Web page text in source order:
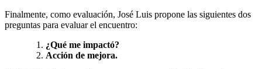
Finalmente, como evaluación, José Luis propone las siguientes dos
preguntas para evaluar el encuentro:
¿Qué me impactó?
Acción de mejora.